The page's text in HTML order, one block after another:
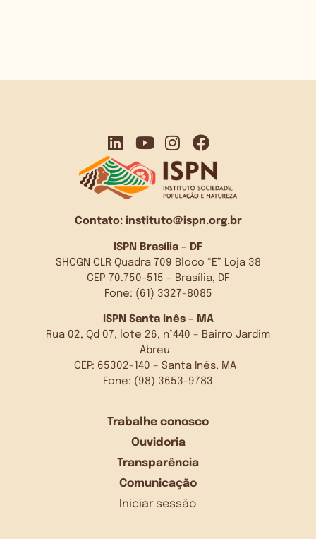
Contato: instituto@ispn.org.br
ISPN Brasília – DF
SHCGN CLR Quadra 709 Bloco “E” Loja 38
CEP 70.750-515 – Brasília, DF
Fone: (61) 3327-8085
ISPN Santa Inês – MA
Rua 02, Qd 07, lote 26, n°440 – Bairro Jardim
Abreu
CEP: 65302-140 – Santa Inês, MA
Fone: (98) 3653-9783
Trabalhe conosco
Ouvidoria
Transparência
Comunicação
Iniciar sessão